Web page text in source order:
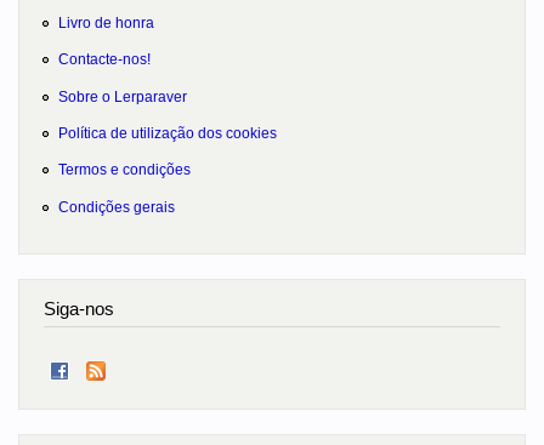
Livro de honra
Contacte-nos!
Sobre o Lerparaver
Política de utilização dos cookies
Termos e condições
Condições gerais
Siga-nos